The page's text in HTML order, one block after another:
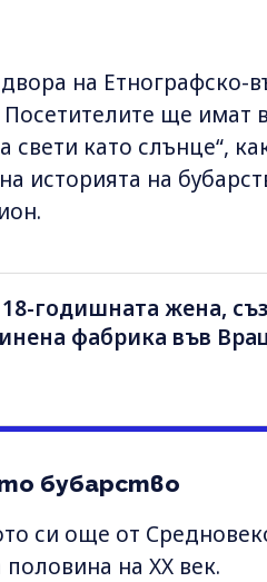
на Етнографско-
ще имат
като слънце“,
историята на
годишната жена,
фабрика във
бубарство
си още от
на XX век.